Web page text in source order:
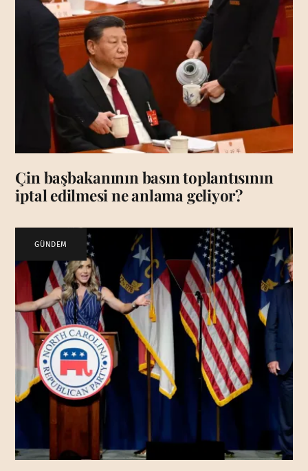
Çin başbakanının basın toplantısının
iptal edilmesi ne anlama geliyor?
GÜNDEM